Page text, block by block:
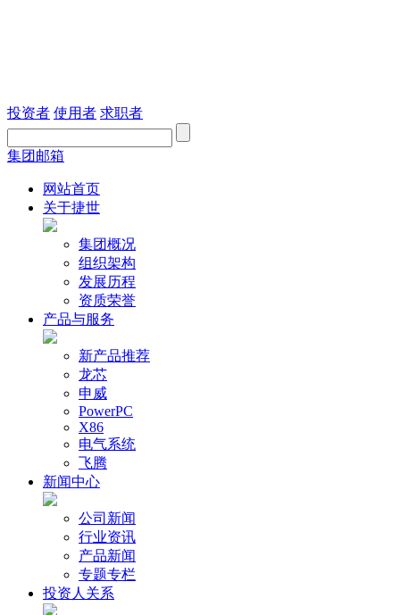
投资者 使用者 求职者
集团邮箱
网站首页
关于捷世
集团概况
组织架构
发展历程
资质荣誉
产品与服务
新产品推荐
龙芯
申威
PowerPC
X86
电气系统
飞腾
新闻中心
公司新闻
行业资讯
产品新闻
专题专栏
投资人关系